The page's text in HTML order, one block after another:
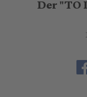
Der "TO